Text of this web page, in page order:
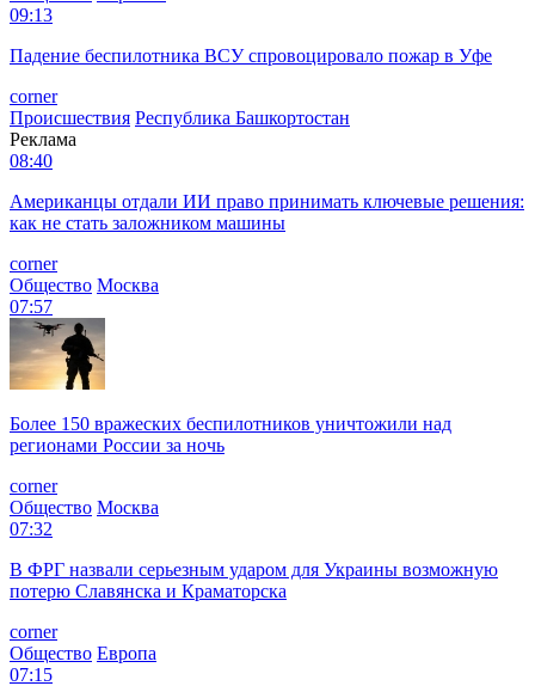
09:13
Падение беспилотника ВСУ спровоцировало пожар в Уфе
corner
Происшествия Республика Башкортостан
Реклама
08:40
Американцы отдали ИИ право принимать ключевые решения:
как не стать заложником машины
corner
Общество Москва
07:57
Более 150 вражеских беспилотников уничтожили над
регионами России за ночь
corner
Общество Москва
07:32
В ФРГ назвали серьезным ударом для Украины возможную
потерю Славянска и Краматорска
corner
Общество Европа
07:15